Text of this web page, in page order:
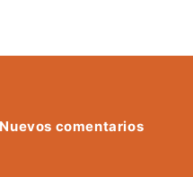
Nuevos comentarios